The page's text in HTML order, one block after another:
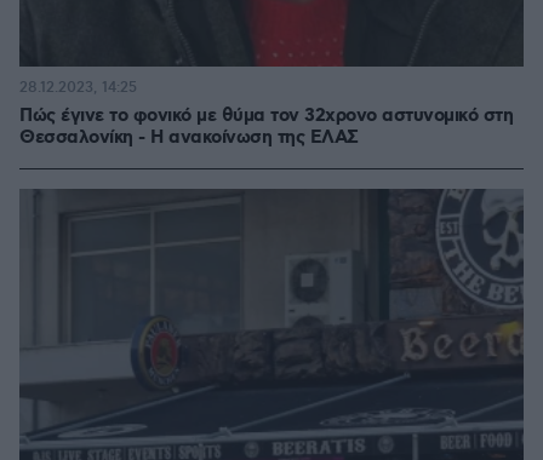
Πώς έγινε το φονικό με θύμα τoν 32χρονο αστυνομικό στη
Θεσσαλονίκη - Η ανακοίνωση της ΕΛΑΣ
28.12.2023, 14:25